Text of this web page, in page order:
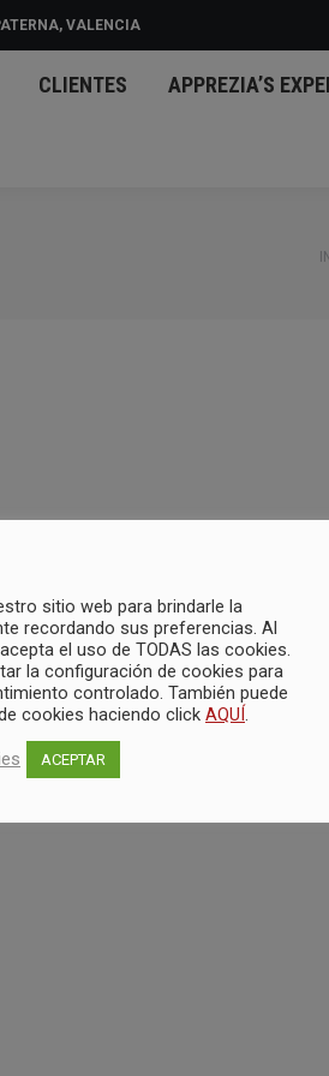
VALENCIA
CLIENTES APPREZIA’S
sitio web para brindarle la
recordando sus preferencias. Al
el uso de TODAS las cookies.
la configuración de cookies para
controlado. También puede
cookies haciendo click AQUÍ
ACEPTAR
CLIENTES